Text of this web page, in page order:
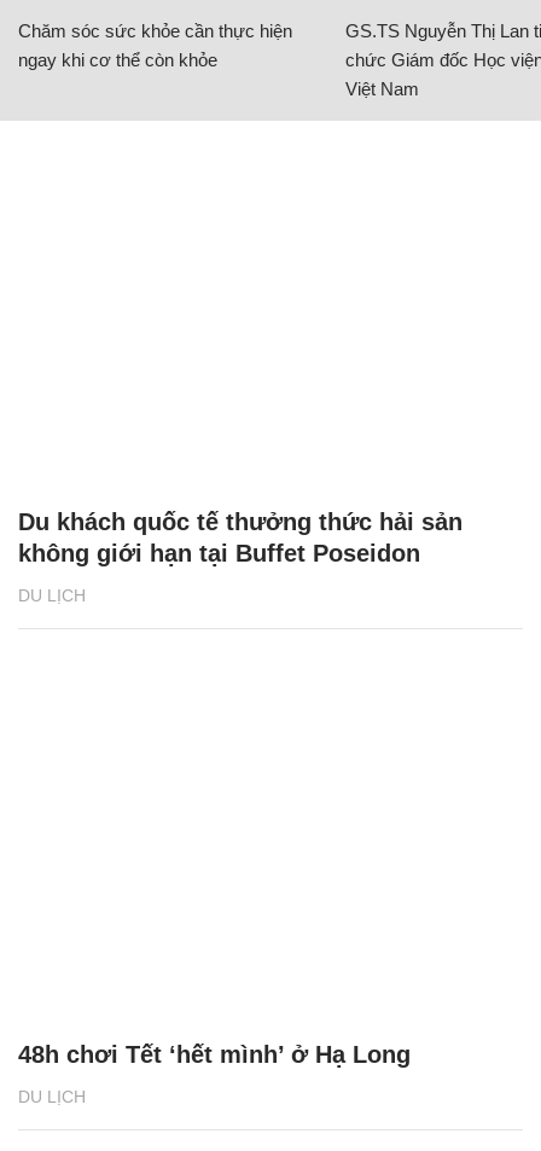
Chăm sóc sức khỏe cần thực hiện
ngay khi cơ thể còn khỏe
GS.TS Nguyễn Thị Lan
chức Giám đốc Học
Việt Nam
DU LỊCH
Du khách quốc tế thưởng thức hải sản
không giới hạn tại Buffet Poseidon
DU LỊCH
48h chơi Tết ‘hết mình’ ở Hạ Long